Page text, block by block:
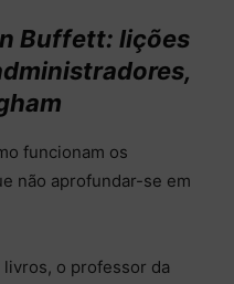
Buffett: lições
funcionam os
não aprofundar-se em
o professor da